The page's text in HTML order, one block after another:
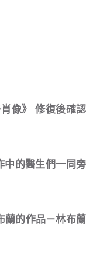
像》 修復後確認
中的醫生們一同旁
蘭的作品－林布蘭